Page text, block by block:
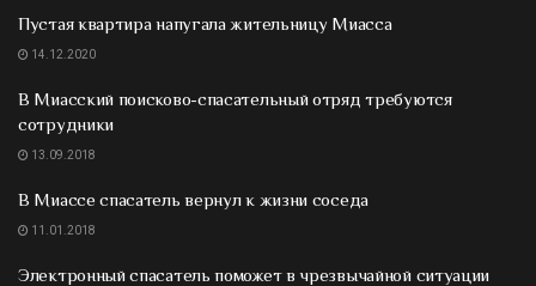
Пустая квартира напугала жительницу Миасса
14.12.2020
В Миасский поисково-спасательный отряд требуются
сотрудники
13.09.2018
В Миассе спасатель вернул к жизни соседа
11.01.2018
Электронный спасатель поможет в чрезвычайной ситуации